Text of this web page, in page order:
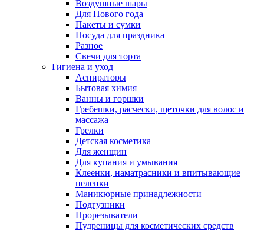
Воздушные шары
Для Нового года
Пакеты и сумки
Посуда для праздника
Разное
Свечи для торта
Гигиена и уход
Аспираторы
Бытовая химия
Ванны и горшки
Гребешки, расчески, щеточки для волос и
массажа
Грелки
Детская косметика
Для женщин
Для купания и умывания
Клеенки, наматрасники и впитывающие
пеленки
Маникюрные принадлежности
Подгузники
Прорезыватели
Пудреницы для косметических средств